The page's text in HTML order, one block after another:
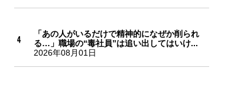
「あの人がいるだけで精神的になぜか削られ
る…」職場の“毒社員”は追い出してはいけ...
2026年08月01日